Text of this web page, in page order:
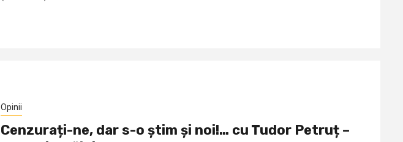
Opinii
Cenzurați-ne, dar s-o știm și noi!… cu Tudor Petruț –